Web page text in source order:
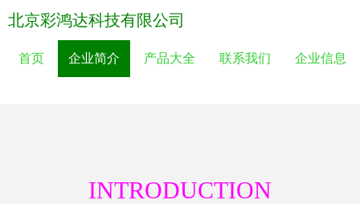
北京彩鸿达科技有限公司
首页 企业简介 产品大全 联系我们 企业信息
INTRODUCTION